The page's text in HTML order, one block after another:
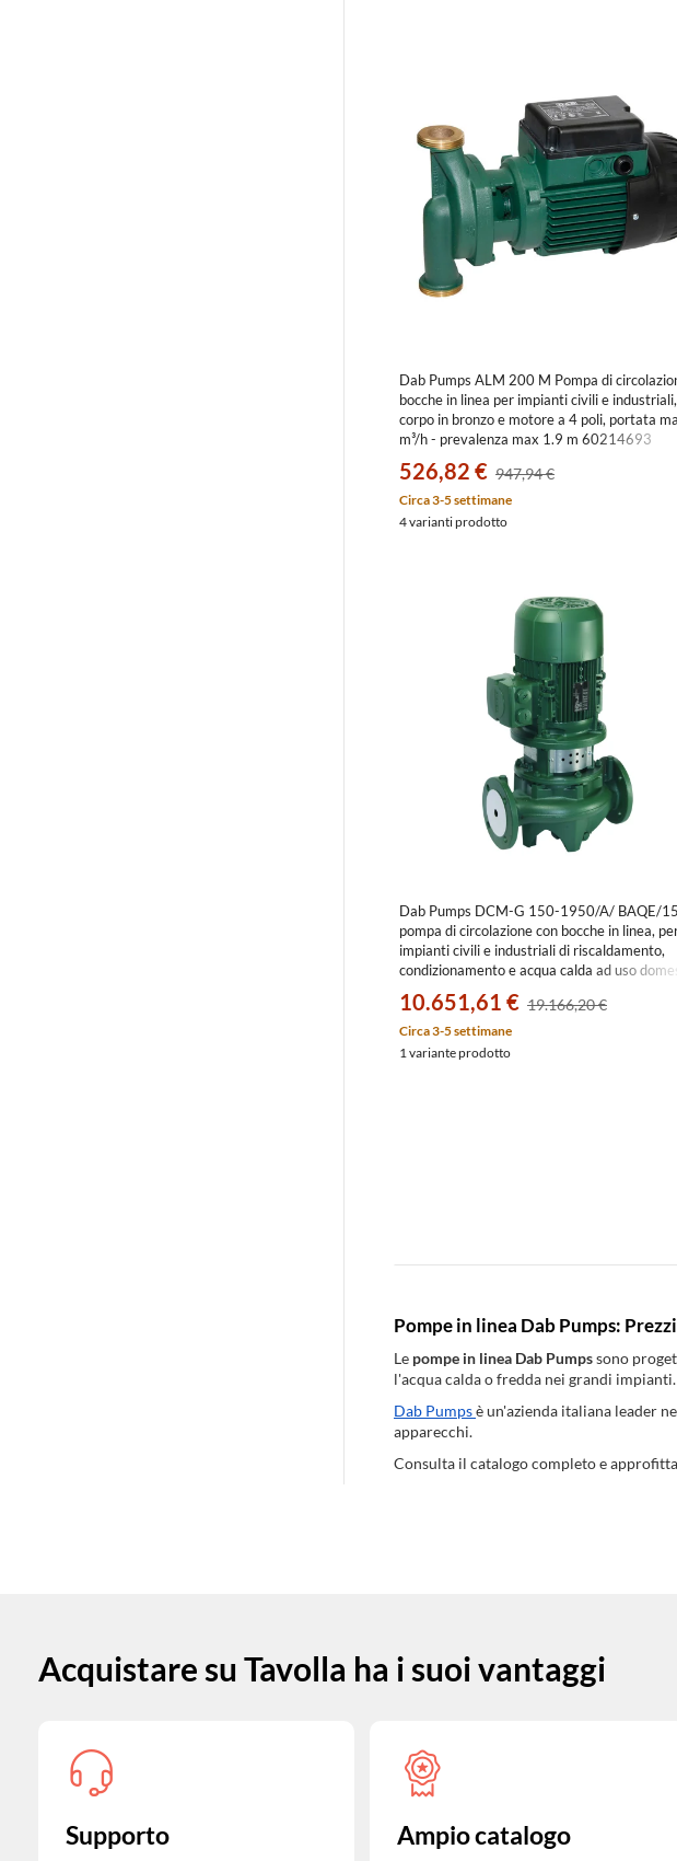
Dab Pumps ALM 200 M Pompa di
bocche in linea per impianti civili e
corpo in bronzo e motore a 4 poli, portata
m³/h - prevalenza max 1.9 m 60214693
526,82 € 947,94 €
Circa 3-5 settimane
4 varianti prodotto
Dab Pumps DCM-G 150-1950/A/ BAQE/15
pompa di circolazione con bocche in linea,
impianti civili e industriali di riscaldamento,
condizionamento e acqua calda ad uso
18.1 m 60167342
10.651,61 € 19.166,20 €
Circa 3-5 settimane
1 variante prodotto
Pompe in linea Dab Pumps:
Le pompe in linea Dab Pumpssono
l'acqua calda o fredda nei grandi impianti.
Dab Pumpsè un'azienda italiana leader
apparecchi.
Consulta il catalogo completo e
Acquistare su Tavolla ha i suoi vantaggi
Supporto Ampio catalogo